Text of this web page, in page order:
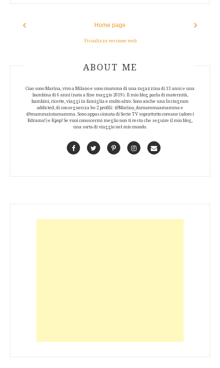
‹ ›
Home page
Visualizza versione web
ABOUT AUTHOR
ABOUT ME
Ciao sono Marina, vivo a Milano e sono mamma di una ragazzina di 13 anni e una
bambina di 6 anni (nata a fine maggio 2019). Il mio blog parla di maternità,
bambini, ricette, viaggi in famiglia e molto altro. Sono anche una Instagram
addicted, di conseguenza ho 2 profili: @Marina_damammaamamma e
@mammaiutamamma. Sono appassionata di Serie TV soprattutto coreane (adoro i
Kdrama!) e Kpop! Se vuoi conoscermi meglio non ti resta che seguire il mio blog,
una sorta di viaggio nel mio mondo.
FacebookTwitterPinterestInstagramContact